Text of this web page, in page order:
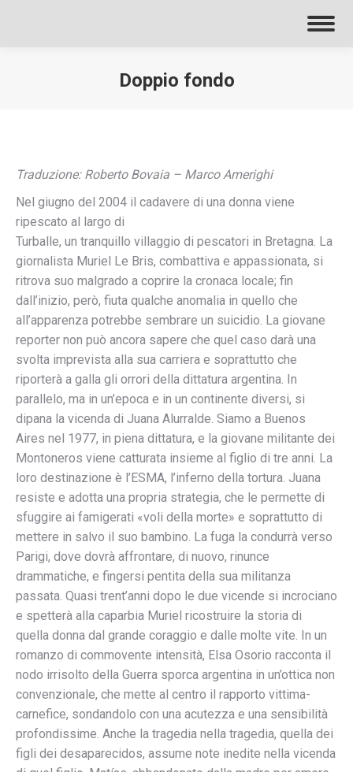
Doppio fondo
Traduzione: Roberto Bovaia – Marco Amerighi
Nel giugno del 2004 il cadavere di una donna viene
ripescato al largo di
Turballe, un tranquillo villaggio di pescatori in Bretagna. La
giornalista Muriel Le Bris, combattiva e appassionata, si
ritrova suo malgrado a coprire la cronaca locale; fin
dall’inizio, però, fiuta qualche anomalia in quello che
all’apparenza potrebbe sembrare un suicidio. La giovane
reporter non può ancora sapere che quel caso darà una
svolta imprevista alla sua carriera e soprattutto che
riporterà a galla gli orrori della dittatura argentina. In
parallelo, ma in un’epoca e in un continente diversi, si
dipana la vicenda di Juana Alurralde. Siamo a Buenos
Aires nel 1977, in piena dittatura, e la giovane militante dei
Montoneros viene catturata insieme al figlio di tre anni. La
loro destinazione è l’ESMA, l’inferno della tortura. Juana
resiste e adotta una propria strategia, che le permette di
sfuggire ai famigerati «voli della morte» e soprattutto di
mettere in salvo il suo bambino. La fuga la condurrà verso
Parigi, dove dovrà affrontare, di nuovo, rinunce
drammatiche, e fingersi pentita della sua militanza
passata. Quasi trent’anni dopo le due vicende si incrociano
e spetterà alla caparbia Muriel ricostruire la storia di
quella donna dal grande coraggio e dalle molte vite. In un
romanzo di commovente intensità, Elsa Osorio racconta il
nodo irrisolto della Guerra sporca argentina in un’ottica non
convenzionale, che mette al centro il rapporto vittima-
carnefice, sondandolo con una acutezza e una sensibilità
profondissime. Anche la tragedia nella tragedia, quella dei
figli dei desaparecidos, assume note inedite nella vicenda